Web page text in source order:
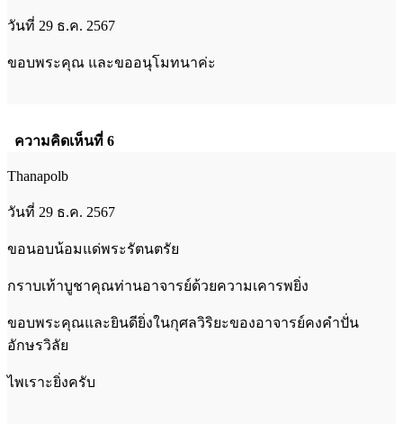
วันที่ 29 ธ.ค. 2567
ขอบพระคุณ และขออนุโมทนาค่ะ
ความคิดเห็นที่ 6
Thanapolb
วันที่ 29 ธ.ค. 2567
ขอนอบน้อมแด่พระรัตนตรัย
กราบเท้าบูชาคุณท่านอาจารย์ด้วยความเคารพยิ่ง
ขอบพระคุณและยินดียิ่งในกุศลวิริยะของอาจารย์คงคำปั่น
อักษรวิลัย
ไพเราะยิ่งครับ